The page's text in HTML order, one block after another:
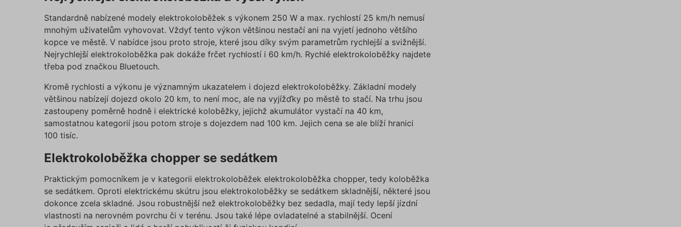
Standardně nabízené modely elektrokoloběžek s výkonem 250 W a max. rychlostí 25 km/h nemusí
mnohým uživatelům vyhovovat. Vždyť tento výkon většinou nestačí ani na vyjetí jednoho většího
kopce ve městě. V nabídce jsou proto stroje, které jsou díky svým parametrům rychlejší a svižnější.
Nejrychlejší elektrokoloběžka pak dokáže frčet rychlostí i 60 km/h. Rychlé elektrokoloběžky najdete
třeba pod značkou Bluetouch.
Kromě rychlosti a výkonu je významným ukazatelem i dojezd elektrokoloběžky. Základní modely
většinou nabízejí dojezd okolo 20 km, to není moc, ale na vyjížďky po městě to stačí. Na trhu jsou
zastoupeny poměrně hodně i elektrické koloběžky, jejichž akumulátor vystačí na 40 km,
samostatnou kategorií jsou potom stroje s dojezdem nad 100 km. Jejich cena se ale blíží hranici
100 tisíc.
Elektrokoloběžka chopper se sedátkem
Praktickým pomocníkem je v kategorii elektrokoloběžek elektrokoloběžka chopper, tedy koloběžka
se sedátkem. Oproti elektrickému skútru jsou elektrokoloběžky se sedátkem skladnější, některé jsou
dokonce zcela skladné. Jsou robustnější než elektrokoloběžky bez sedadla, mají tedy lepší jízdní
vlastnosti na nerovném povrchu či v terénu. Jsou také lépe ovladatelné a stabilnější. Ocení
PHPSESSID
PHP.net
www.povinne-
ruceni.com
Zavřením
prohlížeče
Cookie generovaný aplikacemi založenými
na jazyce PHP. Toto je univerzální
identifikátor používaný k udržování
proměnných relací uživatelů. Obvykle se
jedná o náhodně vygenerované číslo, jeho
použití může být specifické pro daný web,
pfp-uid
.povinne-
ruceni.com
1 rok 1
měsíc
Tento soubor cookie používáme pro
správnou funkčnost CRM a prioritizaci
záznamů bez dalšího detailu o relaci
uživatele.
utm_medium
ruceni.com
záznamů bez dalšího detailu o relaci
uživatele.
cookies
https://www.povinne-
ruceni.com/kontakt/
ruceni.com/informace-o-zpracovani-osobnich-udaju/